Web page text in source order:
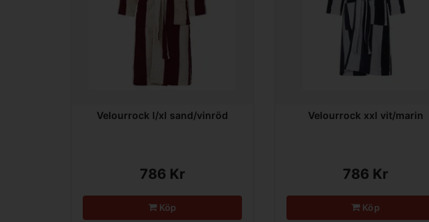
Velourrock l/xl sand/vinröd
786 Kr
Köp
Velourrock xxl vit/marin
786 Kr
Köp